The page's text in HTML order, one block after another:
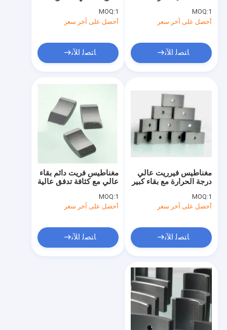
اطلب اقتباس
مغناطيس الفريت الدائم
مغناطيس الفريت متكلس
مغناطيس محرك الفريت
مغناطيس مصبوب بالحقن
مغناطيس قوس الفريت
مغناطيس بار الفريت
مغناطيس قطعة الفريت
بداية محرك مغناطيس
مغناطيس الفريت متباين الخواص
مغناطيس الفريت السيراميك
MOQ:1
أحصل على آخر سعر
ﺎﺘﺼﻟ ﺍﻶﻧ
MOQ:1
أحصل على آخر سعر
ﺎﺘﺼﻟ ﺍﻶﻧ
مغناطيس فريت دائم بقاء
عالي مع كثافة تدفق عالية
MOQ:1
أحصل على آخر سعر
ﺎﺘﺼﻟ ﺍﻶﻧ
مغناطيس فيرريت عالي
درجة الحرارة مع بقاء كبير
MOQ:1
أحصل على آخر سعر
ﺎﺘﺼﻟ ﺍﻶﻧ